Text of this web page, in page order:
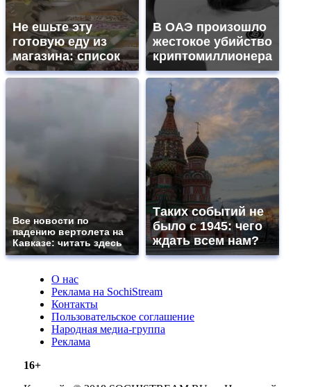
Не ешьте эту
готовую еду из
магазина: список
В ОАЭ произошло
жестокое убийство
криптомиллионера
Все новости по
падению вертолета на
Кавказе: читать здесь
Таких событий не
было с 1945: чего
ждать всем нам?
О нас
Реклама на SochiStream
Контакты
Пользовательское соглашение
Народная медиа-группа
Реклама
16+